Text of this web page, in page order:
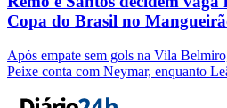
Copa do Brasil no
Após empate sem gols na Vila
Peixe conta com Neymar, enquanto